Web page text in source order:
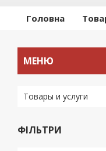
Головна
Товары и услуги
ФІЛЬТРИ